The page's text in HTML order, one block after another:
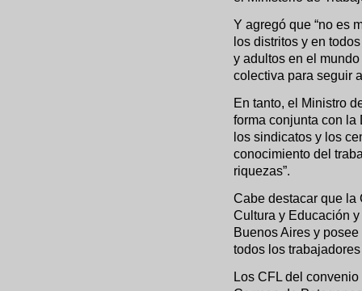
Y agregó que “no es
los distritos y en
y adultos en el
colectiva para seguir
En tanto, el Ministro
forma conjunta con la
los sindicatos y los
conocimiento del
riquezas”.
Cabe destacar que la
Cultura y Educación
Buenos Aires y
todos los
Los CFL del